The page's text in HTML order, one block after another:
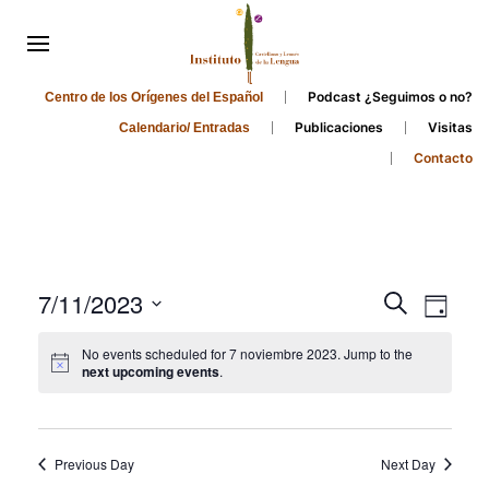
Centro de los Orígenes del Español Podcast ¿Seguimos o no?
Calendario/ Entradas Publicaciones
Visitas
Contacto
Events
and
Search
Day
7/11/2023
date.
No events scheduled for 7 noviembre 2023. Jump to the
next upcoming events.
Previous Day Next Day